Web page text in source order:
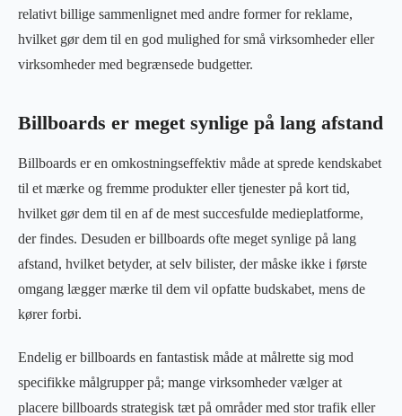
relativt billige sammenlignet med andre former for reklame,
hvilket gør dem til en god mulighed for små virksomheder eller
virksomheder med begrænsede budgetter.
Billboards er meget synlige på lang afstand
Billboards er en omkostningseffektiv måde at sprede kendskabet
til et mærke og fremme produkter eller tjenester på kort tid,
hvilket gør dem til en af de mest succesfulde medieplatforme,
der findes. Desuden er billboards ofte meget synlige på lang
afstand, hvilket betyder, at selv bilister, der måske ikke i første
omgang lægger mærke til dem vil opfatte budskabet, mens de
kører forbi.
Endelig er billboards en fantastisk måde at målrette sig mod
specifikke målgrupper på; mange virksomheder vælger at
placere billboards strategisk tæt på områder med stor trafik eller